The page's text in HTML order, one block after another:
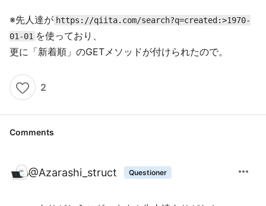
※先人達が https://qiita.com/search?q=created:>1970-
01-01 を使っており、
更に「新着順」のGETメソッドが付けられたので。
2
Comments
@Azarashi_struct Questioner more_horiz